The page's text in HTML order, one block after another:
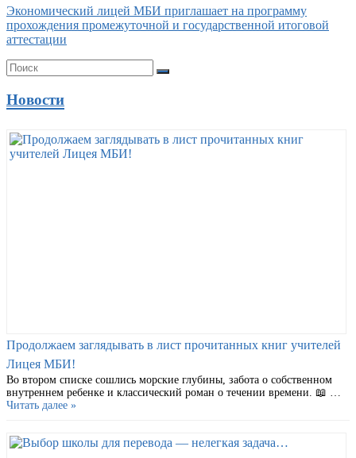
Экономический лицей МБИ приглашает на программу
прохождения промежуточной и государственной итоговой
аттестации
Новости
Продолжаем заглядывать в лист прочитанных книг учителей
Лицея МБИ!
Во втором списке сошлись морские глубины, забота о собственном
внутреннем ребенке и классический роман о течении времени. 📖 …
Читать далее »